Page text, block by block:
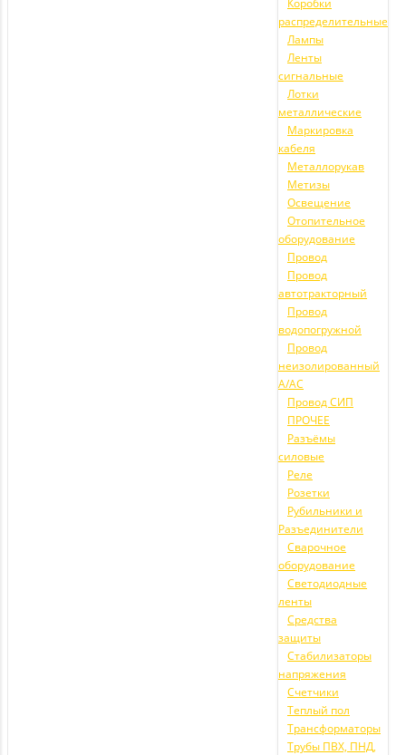
Коробки
распределительные
Лампы
Ленты
сигнальные
Лотки
металлические
Маркировка
кабеля
Металлорукав
Метизы
Освещение
Отопительное
оборудование
Провод
Провод
автотракторный
Провод
водопогружной
Провод
неизолированный
А/АС
Провод СИП
ПРОЧЕЕ
Разъёмы
силовые
Реле
Розетки
Рубильники и
Разъединители
Сварочное
оборудование
Светодиодные
ленты
Средства
защиты
Стабилизаторы
напряжения
Счетчики
Теплый пол
Трансформаторы
Трубы ПВХ, ПНД,